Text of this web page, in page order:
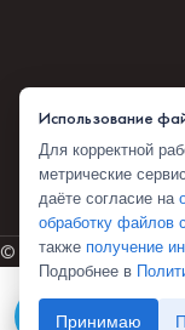
© 2026 Комбоскини
Telegram
Использование
Для корректной
метрические
даёте согласие на
обработку файлов
также получение
Подробнее в
Принимаю